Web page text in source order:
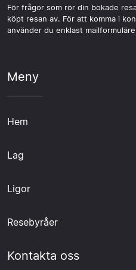
För frågor som rör din bokade
köpt resan av. För att komma i
använder du enklast
Meny
Hem
Lag
Ligor
Resebyråer
Kontakta oss